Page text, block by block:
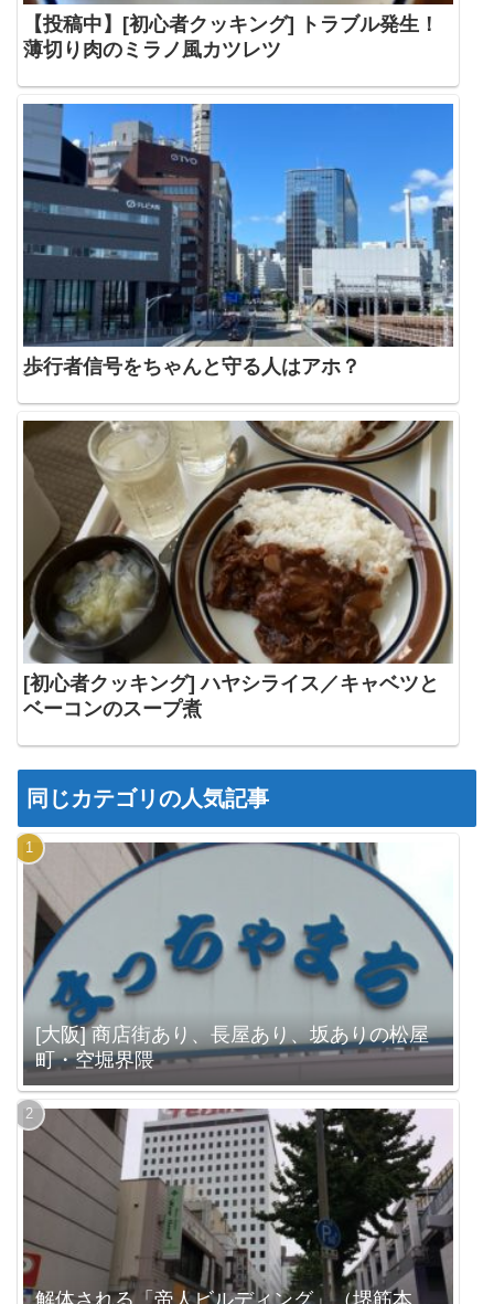
【投稿中】[初心者クッキング] トラブル発生！
薄切り肉のミラノ風カツレツ
歩行者信号をちゃんと守る人はアホ？
[初心者クッキング] ハヤシライス／キャベツと
ベーコンのスープ煮
同じカテゴリの人気記事
[大阪] 商店街あり、長屋あり、坂ありの松屋
町・空堀界隈